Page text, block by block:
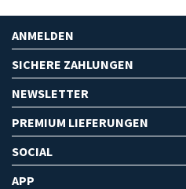
ANMELDEN
SICHERE ZAHLUNGEN
NEWSLETTER
PREMIUM LIEFERUNGEN
SOCIAL
APP